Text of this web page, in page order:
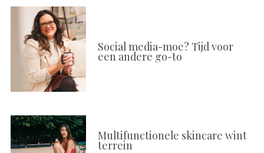
Social media-moe? Tijd voor
een andere go-to
Multifunctionele skincare wint
terrein